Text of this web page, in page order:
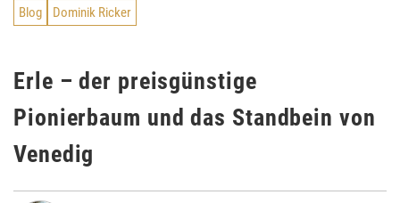
Blog Dominik Ricker
Erle – der preisgünstige
Pionierbaum und das Standbein von
Venedig